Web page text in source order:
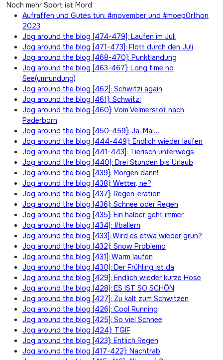
Noch mehr Sport ist Mord
Aufraffen und Gutes tun: #movember und #moep0rthon
2023
Jog around the blog [474-479]: Laufen im Juli
Jog around the blog [471-473]: Flott durch den Juli
Jog around the blog [468-470]: Punktlandung
Jog around the blog [463-467]: Long time no
See(umrundung)
Jog around the blog [462]: Schwitzi again
Jog around the blog [461]: Schwitzi
Jog around the blog [460]: Vom Velmerstot nach
Paderborn
Jog around the blog [450-459]: Ja, Mai…
Jog around the blog [444-449]: Endlich wieder laufen
Jog around the blog [441-443]: Tierisch unterwegs
Jog around the blog [440]: Drei Stunden bis Urlaub
Jog around the blog [439]: Morgen dann!
Jog around the blog [438]: Wetter, ne?
Jog around the blog [437]: Regen-eration
Jog around the blog [436]: Schnee oder Regen
Jog around the blog [435]: Ein halber geht immer
Jog around the blog [434]: #ballern
Jog around the blog [433]: Wird es etwa wieder grün?
Jog around the blog [432]: Snow Problemo
Jog around the blog [431]: Warm laufen
Jog around the blog [430]: Der Frühling ist da
Jog around the blog [429]: Endlich wieder kurze Hose
Jog around the blog [428]: ES IST SO SCHÖN
Jog around the blog [427]: Zu kalt zum Schwitzen
Jog around the blog [426]: Cool Running
Jog around the blog [425]: So viel Schnee
Jog around the blog [424]: TGIF
Jog around the blog [423]: Entlich Regen
Jog around the blog [417-422]: Nachtrab